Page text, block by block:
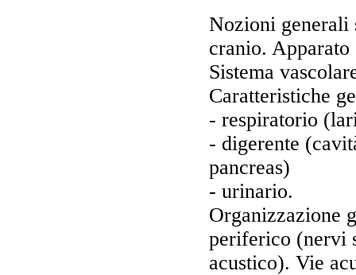
Nozioni generali
cranio.
Sistema
Caratteristiche
- respiratorio
- digerente
pancreas)
-
Organizzazione
periferico (nervi
acustico). Vie